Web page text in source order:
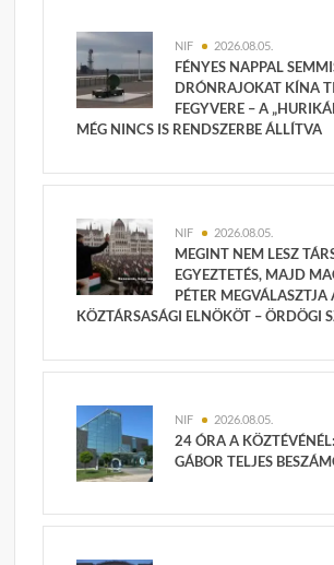
NIF 2026.08.05.
FÉNYES NAPPAL
DRÓNRAJOKAT KÍNA
FEGYVERE – A
MÉG NINCS IS RENDSZERBE ÁLLÍTVA
NIF 2026.08.05.
MEGINT NEM LESZ
EGYEZTETÉS, MAJD
PÉTER MEGVÁLASZTJA
KÖZTÁRSASÁGI ELNÖKÖT – ÖRDÖGI
NIF 2026.08.05.
24 ÓRA A
GÁBOR TELJES